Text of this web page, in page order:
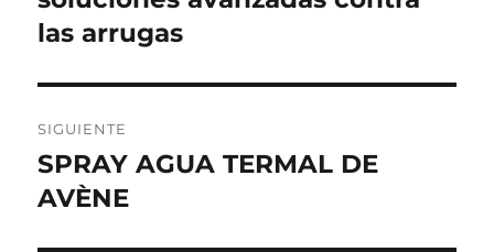
las arrugas
SIGUIENTE
Entrada
siguiente:
SPRAY AGUA TERMAL DE
AVÈNE